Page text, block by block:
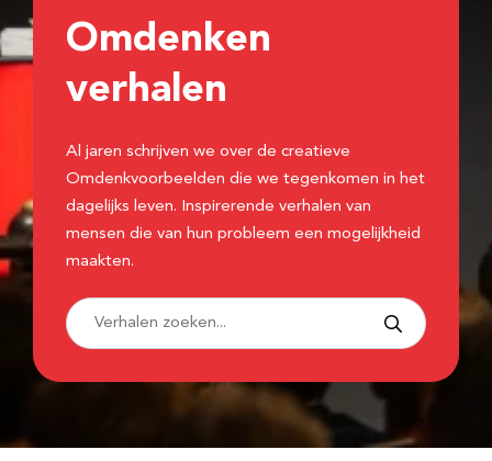
Omdenken
verhalen
Al jaren schrijven we over de creatieve
Omdenkvoorbeelden die we tegenkomen in het
dagelijks leven. Inspirerende verhalen van
mensen die van hun probleem een mogelijkheid
maakten.